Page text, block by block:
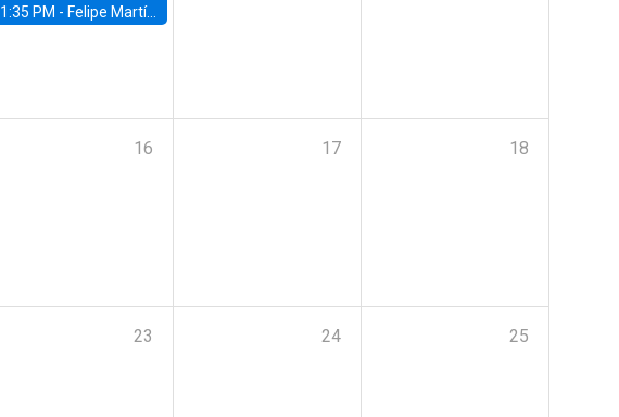
1:35 PM - Felipe Martínez, alumno Doctorado en Economía UC
16 17 18
23 24 25